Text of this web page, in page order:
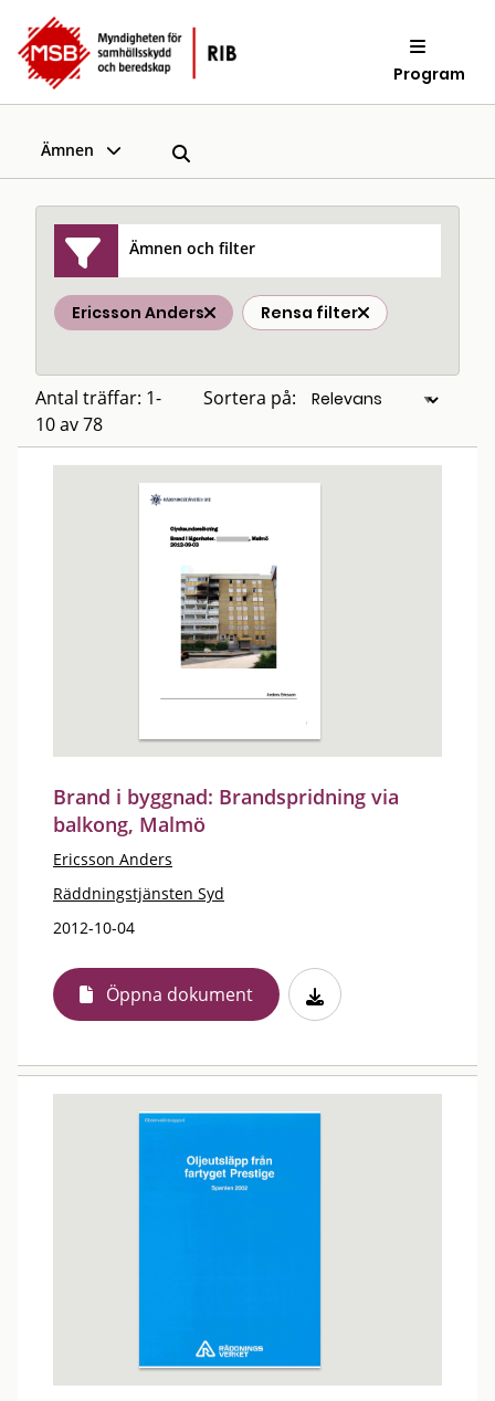
Program
Ämnen
Ämnen och filter
Ericsson Anders Rensa filter
Antal träffar: 1-
10 av 78
Sortera på:
Brand i byggnad: Brandspridning via
balkong, Malmö
Ericsson Anders
Räddningstjänsten Syd
2012-10-04
Öppna dokument